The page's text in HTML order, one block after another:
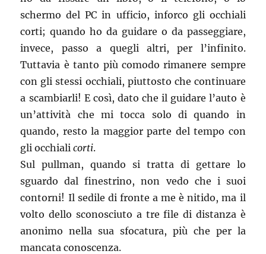
schermo del PC in ufficio, inforco gli occhiali
corti; quando ho da guidare o da passeggiare,
invece, passo a quegli altri, per l’infinito.
Tuttavia è tanto più comodo rimanere sempre
con gli stessi occhiali, piuttosto che continuare
a scambiarli! E così, dato che il guidare l’auto è
un’attività che mi tocca solo di quando in
quando, resto la maggior parte del tempo con
gli occhialicorti.
Sul pullman, quando si tratta di gettare lo
sguardo dal finestrino, non vedo che i suoi
contorni! Il sedile di fronte a me è nitido, ma il
volto dello sconosciuto a tre file di distanza è
anonimo nella sua sfocatura, più che per la
mancata conoscenza.